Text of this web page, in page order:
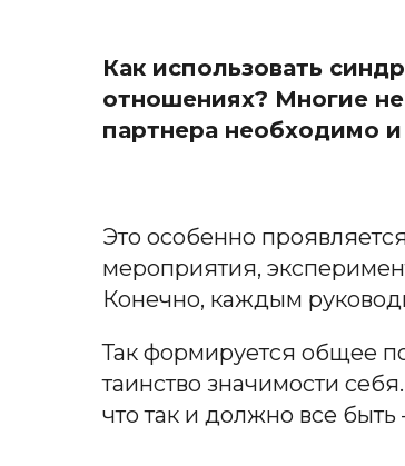
Как использовать
отношениях? Многие
партнера необходимо
Это особенно
мероприятия,
Конечно, каждым
Так формируется общее
таинство значимости
что так и должно все быть